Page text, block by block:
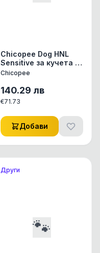
Chicopee Dog HNL
Sensitive за кучета с
чувствителен
картофи, 12кг
Chicopee
140.29 лв
€71.73
Добави
Други
🐾